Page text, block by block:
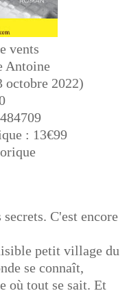
vents
Antoine
2022)
: 13€99
C'est encore
petit village du
se connaît,
où tout se sait. Et